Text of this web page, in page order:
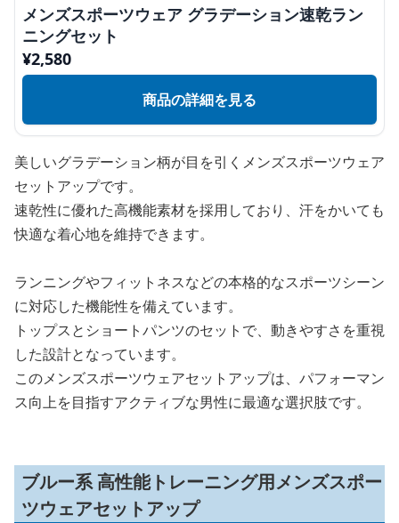
メンズスポーツウェア グラデーション速乾ラン
ニングセット
¥2,580
商品の詳細を見る
美しいグラデーション柄が目を引くメンズスポーツウェア
セットアップです。
速乾性に優れた高機能素材を採用しており、汗をかいても
快適な着心地を維持できます。
ランニングやフィットネスなどの本格的なスポーツシーン
に対応した機能性を備えています。
トップスとショートパンツのセットで、動きやすさを重視
した設計となっています。
このメンズスポーツウェアセットアップは、パフォーマン
ス向上を目指すアクティブな男性に最適な選択肢です。
ブルー系 高性能トレーニング用メンズスポー
ツウェアセットアップ